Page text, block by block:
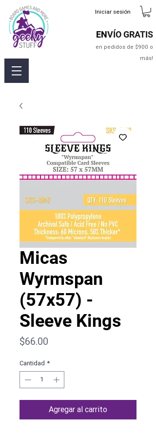
Iniciar sesión
ENVÍO GRATIS
en pedidos de $900 o
más!
Micas
Wyrmspan
(57x57) -
Sleeve Kings
$66.00
Cantidad *
Agregar al carrito